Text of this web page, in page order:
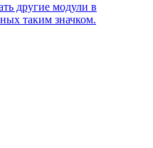
другие модули в
таким значком.